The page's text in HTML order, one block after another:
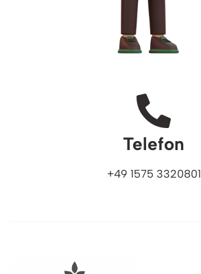
Telefon
+49 1575 3320801